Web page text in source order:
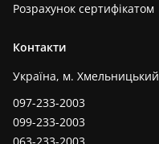
Розрахунок сертифікатом
Контакти
Україна, м. Хмельницький
097-233-2003
099-233-2003